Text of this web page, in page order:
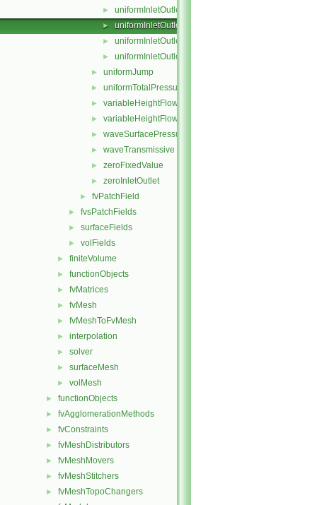
► uniformInletOutletFvPatchField.H
► uniformInletOutletFvPatchFields.C
► uniformInletOutletFvPatchFields.H
► uniformInletOutletFvPatchFieldsFwd.H
► uniformJump
► uniformTotalPressure
► variableHeightFlowRate
► variableHeightFlowRateInletVelocity
► waveSurfacePressure
► waveTransmissive
► zeroFixedValue
► zeroInletOutlet
► fvPatchField
► fvsPatchFields
► surfaceFields
► volFields
► finiteVolume
► functionObjects
► fvMatrices
► fvMesh
► fvMeshToFvMesh
► interpolation
► solver
► surfaceMesh
► volMesh
► functionObjects
► fvAgglomerationMethods
► fvConstraints
► fvMeshDistributors
► fvMeshMovers
► fvMeshStitchers
► fvMeshTopoChangers